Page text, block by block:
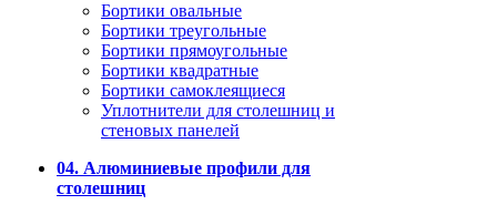
Бортики овальные
Бортики треугольные
Бортики прямоугольные
Бортики квадратные
Бортики самоклеящиеся
Уплотнители для столешниц и
стеновых панелей
04. Алюминиевые профили для
столешниц